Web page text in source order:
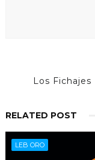
Los
RELATED POST
LEB ORO